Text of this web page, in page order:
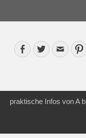
Facebook
Twitter
praktische Infos von A